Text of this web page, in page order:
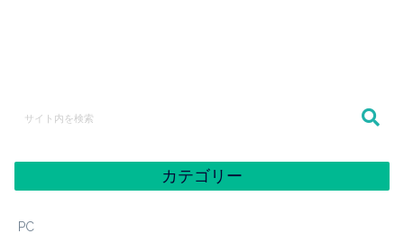
カテゴリー
PC